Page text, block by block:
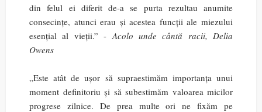
din felul ei diferit de-a se purta rezultau anumite
consecințe, atunci erau și acestea funcții ale miezului
esențial al vieții.” - Acolo unde cântă racii, Delia
Owens
„Este atât de ușor să supraestimăm importanța unui
moment definitoriu și să subestimăm valoarea micilor
progrese zilnice. De prea multe ori ne fixăm pe